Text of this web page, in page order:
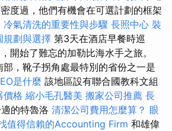
度過，他們有機會在可選計劃的框架
冷氣清洗的重要性與步驟 長照中心 裝
規劃與選擇 第3天在酒店早餐時巡
開始了難忘的加勒比海水手之旅。
部，靴子拐角處最特別的省份之一是
是什麼 該地區設有聯合國教科文組
價格 縮小毛孔醫美 搬家公司推薦 長
的特魯洛 清潔公司費用怎麼算？ 眼
值得信賴的Accounting Firm 和雄偉